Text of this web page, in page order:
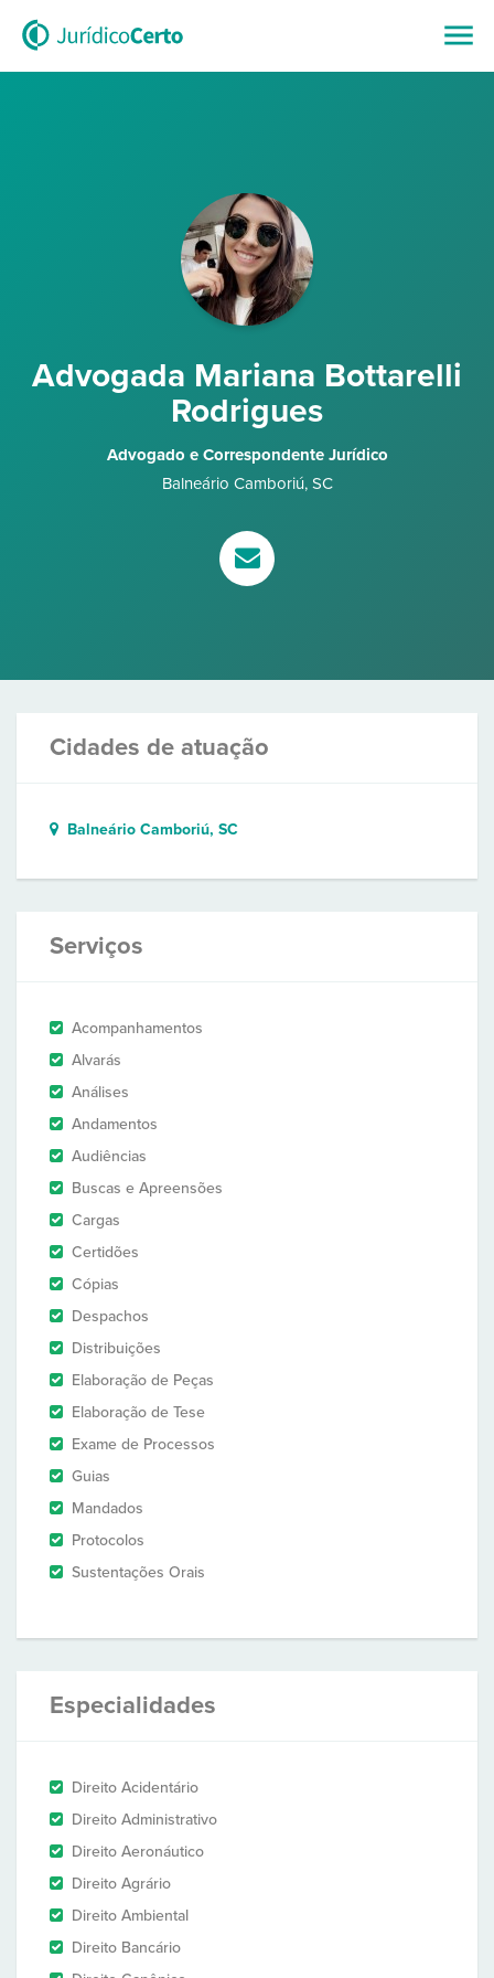
Advogada Mariana Bottarelli
Rodrigues
Advogado e Correspondente Jurídico
Balneário Camboriú, SC
Cidades de atuação
Balneário Camboriú, SC
Serviços
Acompanhamentos
Alvarás
Análises
Andamentos
Audiências
Buscas e Apreensões
Cargas
Certidões
Cópias
Despachos
Distribuições
Elaboração de Peças
Elaboração de Tese
Exame de Processos
Guias
Mandados
Protocolos
Sustentações Orais
Especialidades
Direito Acidentário
Direito Administrativo
Direito Aeronáutico
Direito Agrário
Direito Ambiental
Direito Bancário